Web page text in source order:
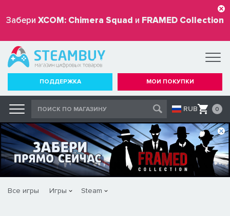
Забери XCOM: Chimera Squad и FRAMED Collection
бесплатно
ПОДДЕРЖКА МОИ ПОКУПКИ
RUB 0
Все игры Игры Steam